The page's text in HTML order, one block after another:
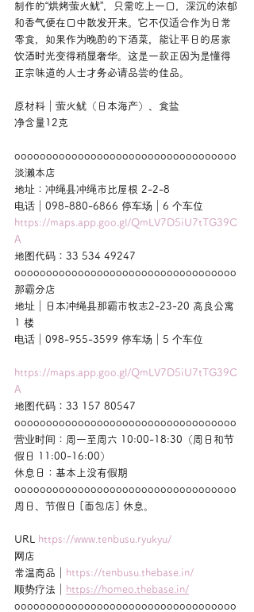
制作的“烘烤萤火鱿”，只需吃上一口，深沉的浓郁
和香气便在口中散发开来。它不仅适合作为日常
零食，如果作为晚酌的下酒菜，能让平日的居家
饮酒时光变得稍显奢华。这是一款正因为是懂得
正宗味道的人士才务必请品尝的佳品。
原材料｜萤火鱿（日本海产）、食盐
净含量12克
ooooooooooooooooooooooooooooooooooo
淡濑本店
地址：冲绳县冲绳市比屋根 2-2-8
电话｜098-880-6866 停车场｜6 个车位
https://maps.app.goo.gl/QmLV7D5iU7tTG39C
A
地图代码：33 534 49247
ooooooooooooooooooooooooooooooooooo
那霸分店
地址｜日本冲绳县那霸市牧志2-23-20 高良公寓
1 楼
电话｜098-955-3599 停车场｜5 个车位
https://maps.app.goo.gl/QmLV7D5iU7tTG39C
A
地图代码：33 157 80547
ooooooooooooooooooooooooooooooooooo
营业时间：周一至周六 10:00-18:30（周日和节
假日 11:00-16:00）
休息日：基本上没有假期
ooooooooooooooooooooooooooooooooooo
周日、节假日 [面包店] 休息。
URL
https://www.tenbusu.ryukyu/
网店
常温商品｜
https://tenbusu.thebase.in/
顺势疗法｜
https://homeo.thebase.in/
ooooooooooooooooooooooooooooooooooo